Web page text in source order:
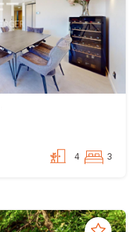
4 3